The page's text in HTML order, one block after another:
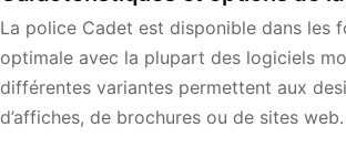
La police Cadet est disponible dans les
optimale avec la plupart des logiciels
différentes variantes permettent aux
d’affiches, de brochures ou de sites web.